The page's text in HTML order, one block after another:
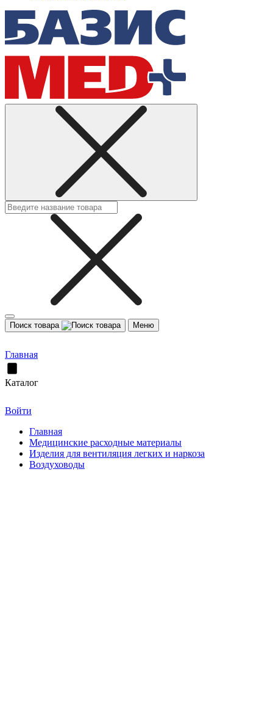
Поиск товара Меню
Главная
Каталог
Войти
Главная
Медицинские расходные материалы
Изделия для вентиляция легких и наркоза
Воздуховоды